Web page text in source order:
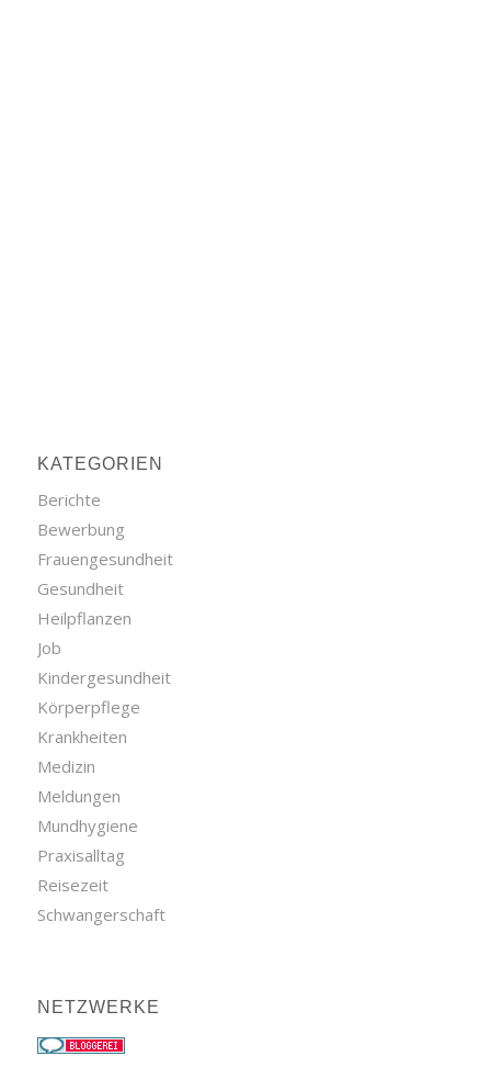
KATEGORIEN
Berichte
Bewerbung
Frauengesundheit
Gesundheit
Heilpflanzen
Job
Kindergesundheit
Körperpflege
Krankheiten
Medizin
Meldungen
Mundhygiene
Praxisalltag
Reisezeit
Schwangerschaft
NETZWERKE